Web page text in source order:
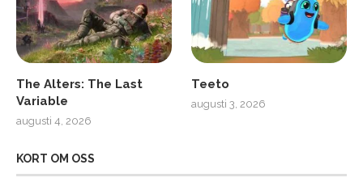
The Alters: The Last
Variable
augusti 4, 2026
Teeto
augusti 3, 2026
KORT OM OSS